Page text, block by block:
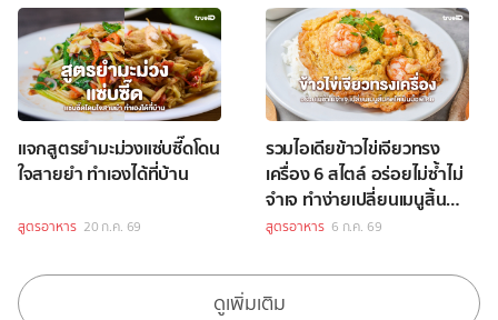
แจกสูตรยำมะม่วงแซ่บซี๊ดโดน
ใจสายยำ ทำเองได้ที่บ้าน
สูตรอาหาร 20 ก.ค. 69
รวมไอเดียข้าวไข่เจียวทรง
เครื่อง 6 สไตล์ อร่อยไม่ซ้ำไม่
จำเจ ทำง่ายเปลี่ยนเมนูสิ้นคิด
ให้เป็นมื้อพิเศษ
สูตรอาหาร 6 ก.ค. 69
ดูเพิ่มเติม